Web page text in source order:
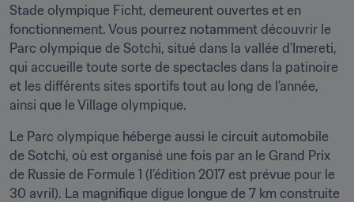
Stade olympique Ficht, demeurent ouvertes et en
fonctionnement. Vous pourrez notamment découvrir le
Parc olympique de Sotchi, situé dans la vallée d’Imereti,
qui accueille toute sorte de spectacles dans la patinoire
et les différents sites sportifs tout au long de l’année,
ainsi que le Village olympique.
Le Parc olympique héberge aussi le circuit automobile
de Sotchi, où est organisé une fois par an le Grand Prix
de Russie de Formule 1 (l’édition 2017 est prévue pour le
30 avril). La magnifique digue longue de 7 km construite